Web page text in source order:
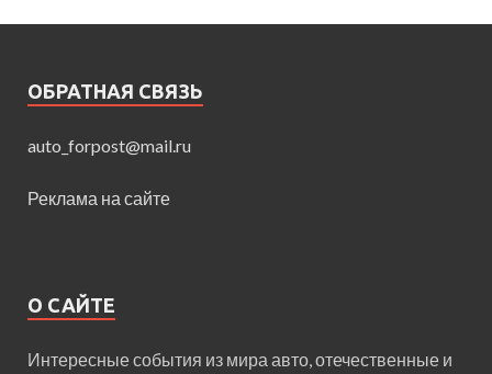
ОБРАТНАЯ СВЯЗЬ
auto_forpost@mail.ru
Реклама на сайте
О САЙТЕ
Интересные события из мира авто, отечественные и